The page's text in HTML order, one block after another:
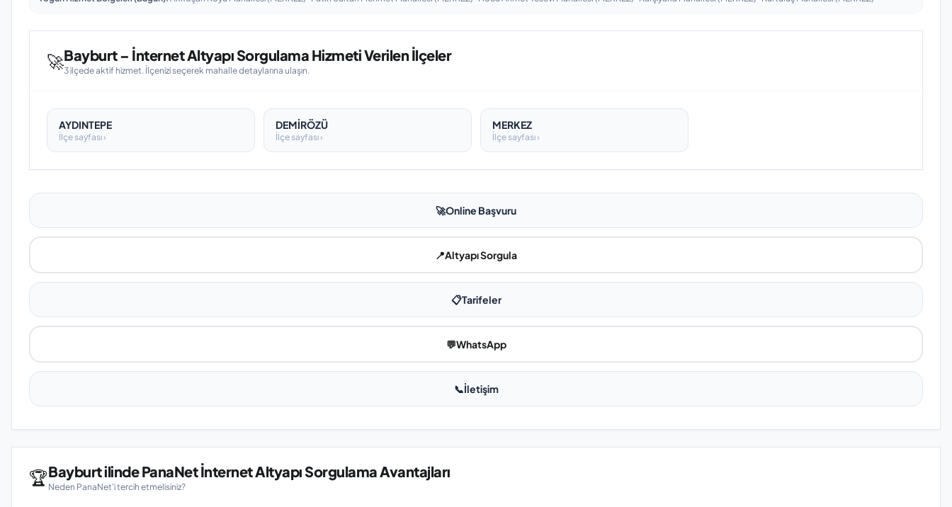
🚀Bayburt – İnternet Altyapı Sorgulama Hizmeti Verilen İlçeler
3 ilçede aktif hizmet. İlçenizi seçerek mahalle detaylarına ulaşın.
AYDINTEPE
İlçe sayfası ›
DEMİRÖZÜ
İlçe sayfası ›
MERKEZ
İlçe sayfası ›
🚀Online Başvuru
📍Altyapı Sorgula
📋Tarifeler
💬WhatsApp
📞İletişim
🏆Bayburt ilinde PanaNet İnternet Altyapı Sorgulama Avantajları
Neden PanaNet'i tercih etmelisiniz?